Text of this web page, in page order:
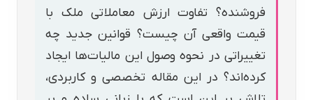
فروشنده؟ تفاوت ارزش معاملاتی ملک با
قیمت واقعی آن چیست؟ قوانین جدید چه
تغییراتی در نحوه وصول این مالیات‌ها ایجاد
کرده‌اند؟ در این مقاله تخصصی و کاربردی،